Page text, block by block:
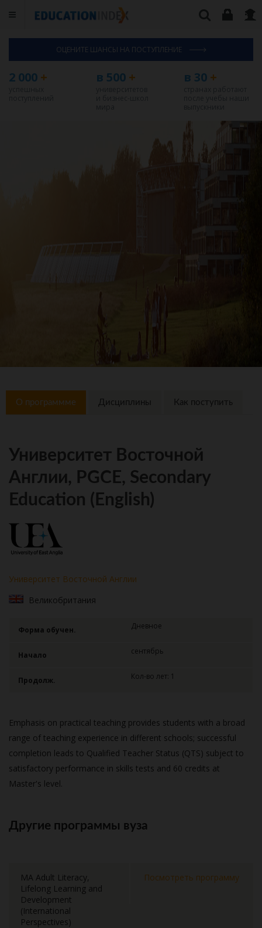
ОЦЕНИТЕ ШАНСЫ НА ПОСТУПЛЕНИЕ
2 000 + в 500 + в 30+
О программме Дисциплины Как поступить
Университет Восточной
Англии, PGCE, Secondary
Education (English)
Университет Восточной Англии
Великобритания
Форма обучен. Дневное
Начало сентябрь
Продолж. Кол-во лет: 1
Emphasis on practical teaching provides students with a broad
range of teaching experience in different schools; successful
completion leads to Qualified Teacher Status (QTS) subject to
satisfactory performance in skills tests and 60 credits at
Master's level.
Другие программы вуза
MA Adult Literacy,
Lifelong Learning and
Development
(International
Perspectives)
Посмотреть программу